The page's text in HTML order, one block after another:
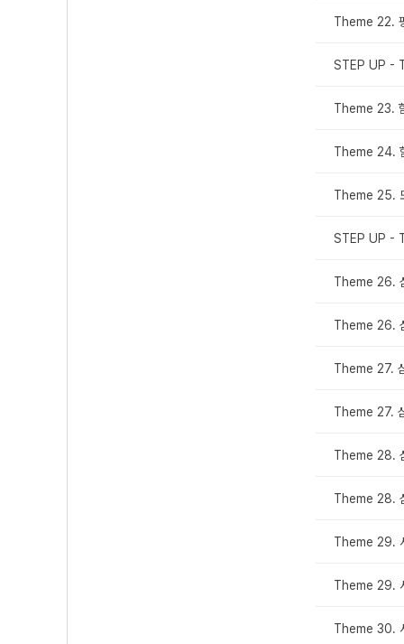
Theme 22.
STEP UP -
Theme 23.
Theme 24.
Theme 25.
STEP UP -
Theme 26.
Theme 26.
Theme 27.
Theme 27.
Theme 28.
Theme 28.
Theme 29.
Theme 29.
Theme 30.